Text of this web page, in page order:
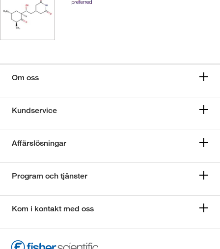
Om oss
Kundservice
Affärslösningar
Program och tjänster
Kom i kontakt med oss